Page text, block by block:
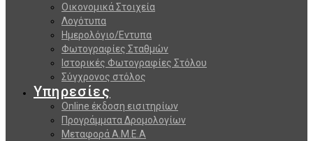
Οικονομικά Στοιχεία
Λογότυπα
Ημερολόγιο/Εντυπα
Φωτογραφίες Σταθμών
Ιστορικές Φωτογραφίες Στόλου
Σύγχρονος στόλος
Υπηρεσίες
Online έκδοση εισιτηρίων
Προγράμματα Δρομολογίων
Μεταφορά Α.Μ.Ε.Α